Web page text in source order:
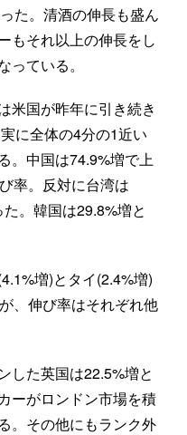
た。清酒の伸長も盛ん
もそれ以上の伸長をし
ている。
米国が昨年に引き続き
に全体の4分の1近い
。中国は74.9%増で上
率。反対に台湾は
。韓国は29.8%増と
増)とタイ(2.4%増)
、伸び率はそれぞれ他
した英国は22.5%増と
ーがロンドン市場を積
。その他にもランク外